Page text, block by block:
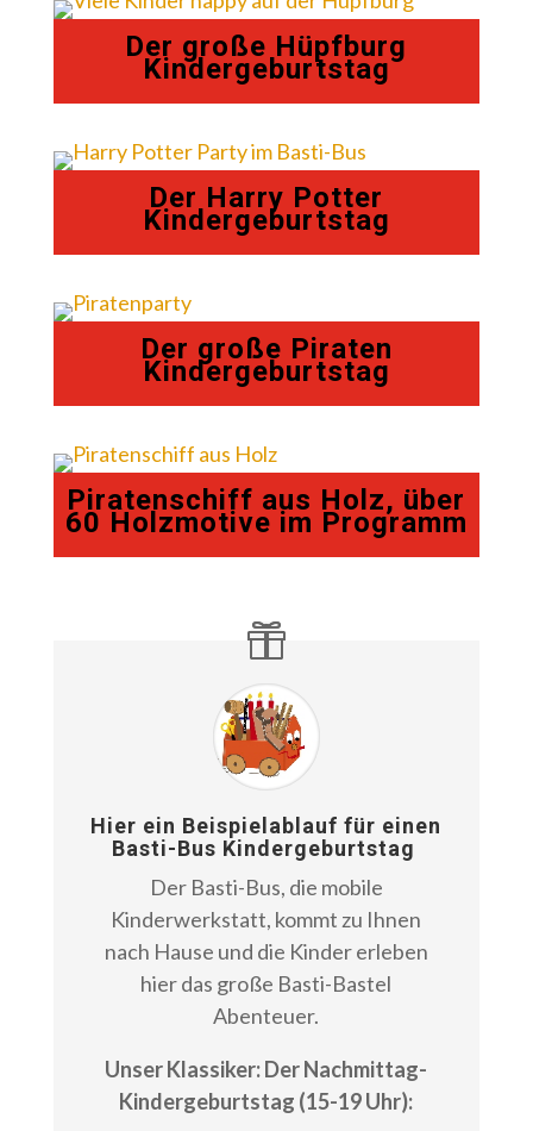
Der große Hüpfburg
Kindergeburtstag
Der Harry Potter
Kindergeburtstag
Der große Piraten
Kindergeburtstag
Piratenschiff aus Holz, über
60 Holzmotive im Programm
Hier ein Beispielablauf für einen
Basti-Bus Kindergeburtstag
Der Basti-Bus, die mobile
Kinderwerkstatt, kommt zu Ihnen
nach Hause und die Kinder erleben
hier das große Basti-Bastel
Abenteuer.
Unser Klassiker: Der Nachmittag-
Kindergeburtstag (15-19 Uhr):